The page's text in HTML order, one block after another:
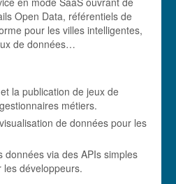
Open Data, référentiels de
pour les villes intelligentes,
de données…
la publication de jeux de
métiers.
de données pour les
données via des APIs simples
développeurs.